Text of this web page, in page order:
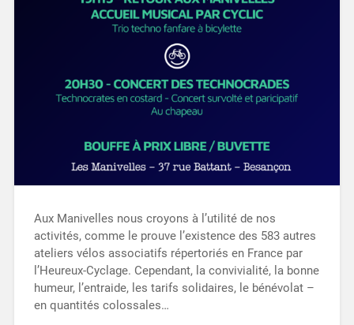
Aux Manivelles nous croyons à l’utilité de nos
activités, comme le prouve l’existence des 583 autres
ateliers vélos associatifs répertoriés en France par
l’Heureux-Cyclage. Cependant, la convivialité, la bonne
humeur, l’entraide, les tarifs solidaires, le bénévolat –
en quantités colossales…